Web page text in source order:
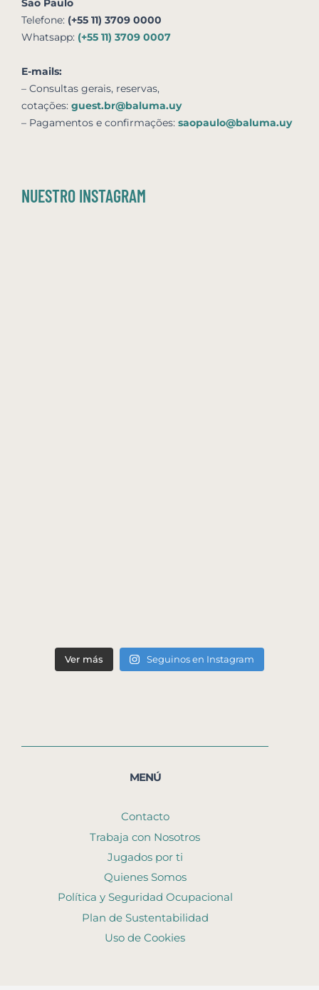
Sao Paulo
Telefone: (+55 11) 3709 0000
Whatsapp: (+55 11) 3709 0007
E-mails:
– Consultas gerais, reservas,
cotações: guest.br@baluma.uy
– Pagamentos e confirmações: saopaulo@baluma.uy
NUESTRO INSTAGRAM
Ver más Seguinos en Instagram
MENÚ
Contacto
Trabaja con Nosotros
Jugados por ti
Quienes Somos
Política y Seguridad Ocupacional
Plan de Sustentabilidad
Uso de Cookies